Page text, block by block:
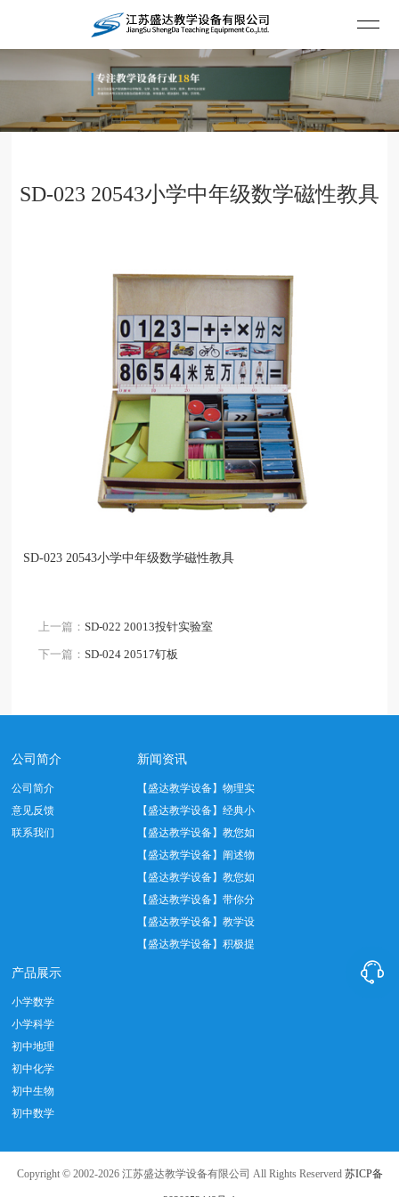
SD-023 20543小学中年级数学磁性教具
SD-023 20543小学中年级数学磁性教具
上一篇：SD-022 20013投针实验室
下一篇：SD-024 20517钉板
公司简介
公司简介
意见反馈
联系我们
新闻资讯
【盛达教学设备】物理实
验中托盘天平正…
【盛达教学设备】经典小
学数学教具——…
【盛达教学设备】教您如
何正确使用温度…
【盛达教学设备】阐述物
理实验室十大管…
【盛达教学设备】教您如
何做好实验室设…
【盛达教学设备】带你分
析教学仪器设备…
【盛达教学设备】教学设
备实际应用中我…
【盛达教学设备】积极提
产品展示
小学数学
小学科学
初中地理
初中化学
初中生物
初中数学
Copyright © 2002-2026 江苏盛达教学设备有限公司 All Rights Reserverd 苏ICP备
